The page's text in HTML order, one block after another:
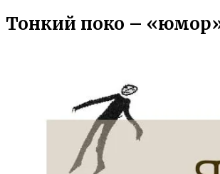
Тонкий поко –